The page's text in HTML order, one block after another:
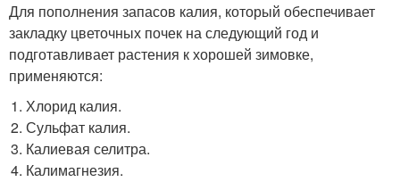
Для пополнения запасов калия, который обеспечивает
закладку цветочных почек на следующий год и
подготавливает растения к хорошей зимовке,
применяются:
Хлорид калия.
Сульфат калия.
Калиевая селитра.
Калимагнезия.